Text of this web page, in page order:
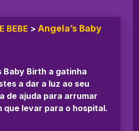
BEBE > Angela’s Baby
Baby Birth a gatinha
a dar a luz ao seu
de ajuda para arrumar
que levar para o hospital.